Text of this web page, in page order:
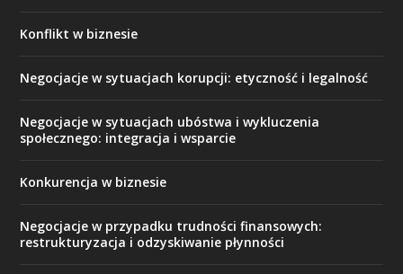
Konflikt w biznesie
Negocjacje w sytuacjach korupcji: etyczność i legalność
Negocjacje w sytuacjach ubóstwa i wykluczenia
społecznego: integracja i wsparcie
Konkurencja w biznesie
Negocjacje w przypadku trudności finansowych:
restrukturyzacja i odzyskiwanie płynności